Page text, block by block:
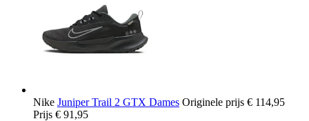
Nike Juniper Trail 2 GTX Dames Originele prijs € 114,95
Prijs € 91,95